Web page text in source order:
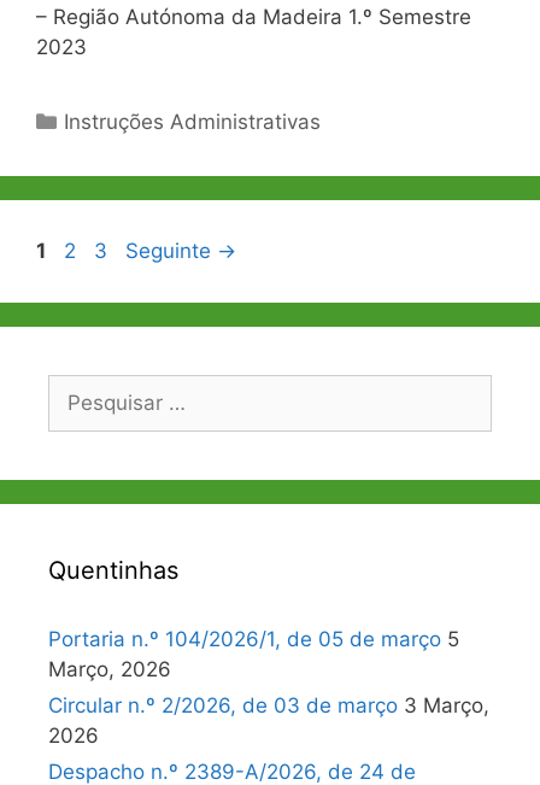
– Região Autónoma da Madeira 1.º Semestre
2023
Categorias
Instruções Administrativas
Navegação
artigos
Página
1 Página
2 Página
3 Seguinte →
Pesquisar
Quentinhas
Portaria n.º 104/2026/1, de 05 de março 5
Março, 2026
Circular n.º 2/2026, de 03 de março 3 Março,
2026
Despacho n.º 2389-A/2026, de 24 de